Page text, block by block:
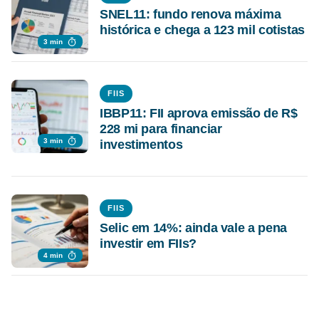
3 min
SNEL11: fundo renova máxima
histórica e chega a 123 mil cotistas
3 min
FIIS
IBBP11: FII aprova emissão de R$
228 mi para financiar
investimentos
4 min
FIIS
Selic em 14%: ainda vale a pena
investir em FIIs?